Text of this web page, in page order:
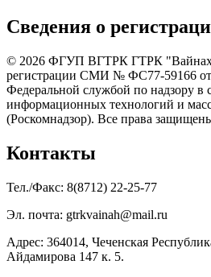
Сведения о
© 2026 ФГУП ВГТРК ГТРК
регистрации СМИ № ФС77-59166 от
Федеральной службой по надзору в
информационных технологий и
(Роскомнадзор). Все права
Контакты
Тел./Факс: 8(8712) 22-25-77
Эл. почта: gtrkvainah@mail.ru
Адрес: 364014, Чеченская
Айдамирова 147 к. 5.